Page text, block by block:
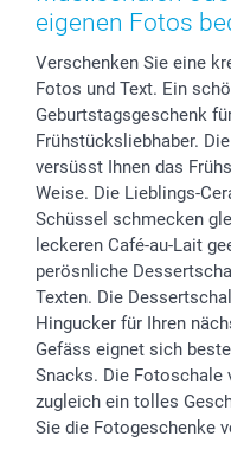
Foto-Kalender &
Geschenk-Gutscheine
Impressum
Partnerprogramme
Investor Relations
B2B smartbusiness
Widerrufsrecht
Vatertag
Hochzeit
Geburtstag
Geburt
Zu allen Anlässen
Lieferfristen
Zahlungsmöglichkeiten
Anmelden /Registrieren
Sitemap
Status der Bestellung
smartfriends
smartgarantie
smartbonus
eigenen Fotos
Verschenken Sie eine
Fotos und Text. Ein
Geburtstagsgeschenk
Frühstücksliebhaber.
versüsst Ihnen das
Weise. Die Lieblings-
Schüssel schmecken
leckeren Café-au-Lait
perösnliche
Texten. Die
Hingucker für Ihren
Gefäss eignet sich
Snacks. Die Fotoschale
zugleich ein tolles
Sie die Fotogeschenke